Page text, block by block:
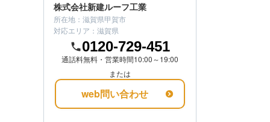
まずは金額を確認してみましょう
金額を知る
株式会社新建ルーフ工業
所在地： 滋賀県甲賀市
対応エリア： 滋賀県
0120-729-451
通話料無料・営業時間10:00～19:00
または
web問い合わせ